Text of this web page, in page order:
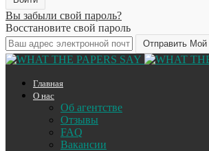
Вы забыли свой пароль?
Восстановите свой пароль
Главная
О нас
Об агентстве
Отзывы
FAQ
Вакансии